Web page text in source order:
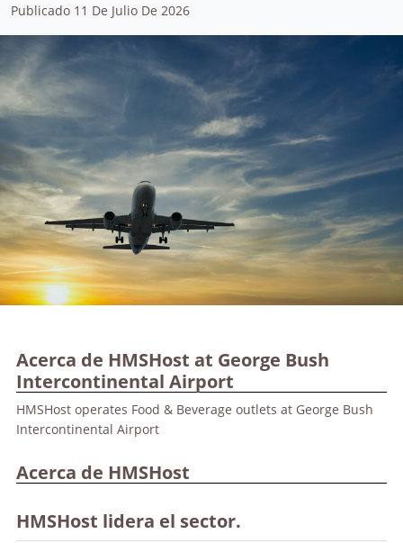
Publicado 11 De Julio De 2026
Acerca de HMSHost at George Bush
Intercontinental Airport
HMSHost operates Food & Beverage outlets at George Bush
Intercontinental Airport
Acerca de HMSHost
HMSHost lidera el sector.